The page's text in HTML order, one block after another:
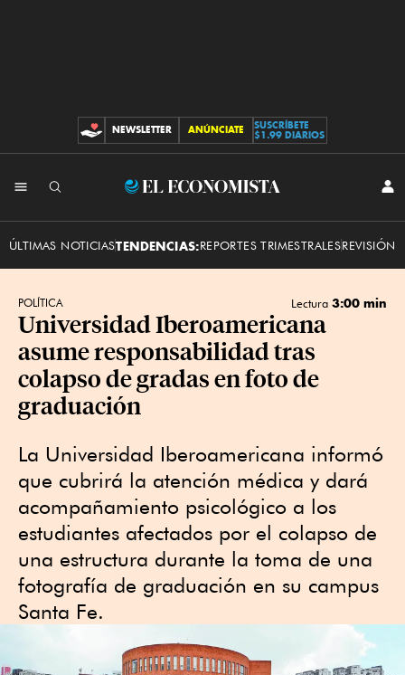
CONTRIBUCIONES
NEWSLETTER ANÚNCIATE
SUSCRÍBETE
$1.99 DIARIOS
El
ÚLTIMAS NOTICIASTENDENCIAS:REPORTES TRIMESTRALESREVISIÓN
POLÍTICA Lectura 3:00 min
Universidad Iberoamericana
asume responsabilidad tras
colapso de gradas en foto de
graduación
La Universidad Iberoamericana informó
que cubrirá la atención médica y dará
acompañamiento psicológico a los
estudiantes afectados por el colapso de
una estructura durante la toma de una
fotografía de graduación en su campus
Santa Fe.